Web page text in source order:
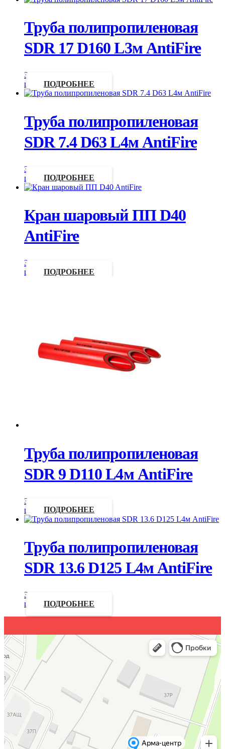
Труба полипропиленовая
SDR 17 D160 L3м AntiFire
Запросить
цену
ПОДРОБНЕЕ
Труба полипропиленовая
SDR 7.4 D63 L4м AntiFire
Запросить
цену
ПОДРОБНЕЕ
Кран шаровый ПП D40
AntiFire
Запросить
цену
ПОДРОБНЕЕ
Труба полипропиленовая
SDR 9 D110 L4м AntiFire
Запросить
цену
ПОДРОБНЕЕ
Труба полипропиленовая
SDR 13.6 D125 L4м AntiFire
Запросить
цену
ПОДРОБНЕЕ